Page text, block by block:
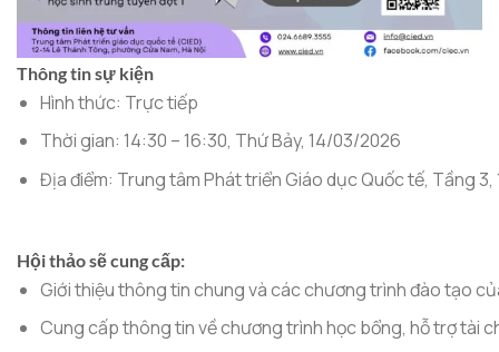
Thông tin sự kiện
Hình thức: Trực tiếp
Thời gian: 14:30 – 16:30, Thứ Bảy, 14/03/2026
Địa điểm: Trung tâm Phát triển Giáo dục Quốc tế, Tầng 3,
Hội thảo sẽ cung cấp:
Giới thiệu thông tin chung và các chương trình đào tạo
Cung cấp thông tin về chương trình học bổng, hỗ trợ tài